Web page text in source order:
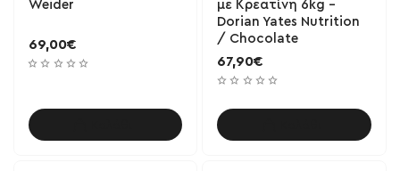
Weider
69,00€
με Κρεατίνη 6kg -
Dorian Yates Nutrition
/ Chocolate
67,90€